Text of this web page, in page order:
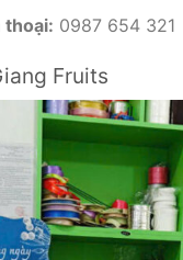
thoại: 0987 654 321
Fruits